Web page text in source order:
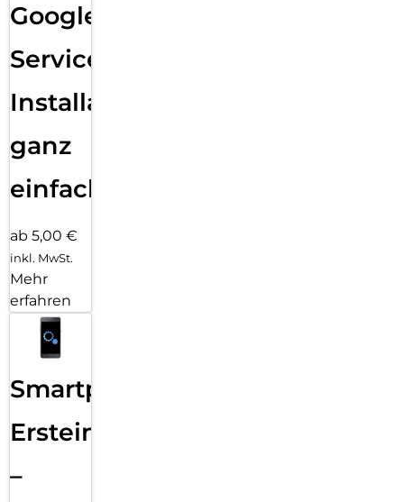
Google
Services
Installation
ganz
einfach
ab 5,00 €
inkl. MwSt.
Mehr
erfahren
Smartphone
Ersteinrichtung
–